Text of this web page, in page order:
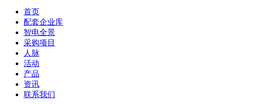
首页
配套企业库
智电全景
采购项目
人脉
活动
产品
资讯
联系我们